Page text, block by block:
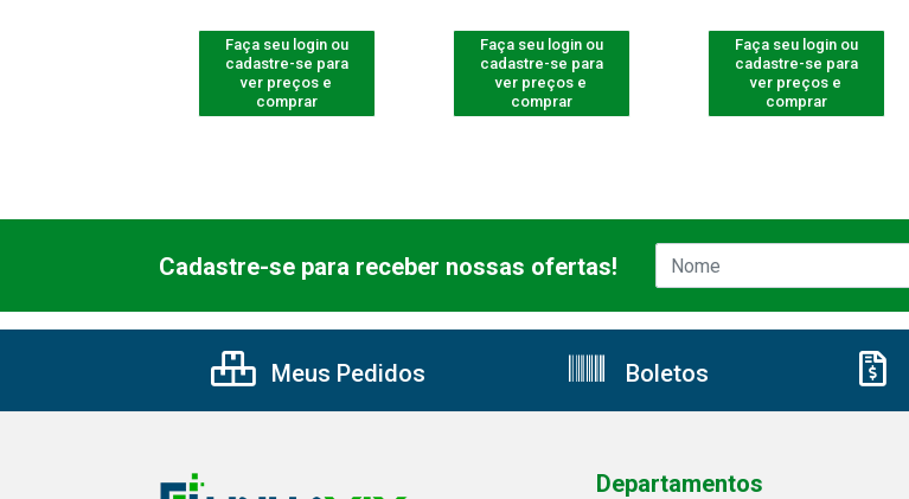
Faça seu login ou
cadastre-se para
ver preços e
comprar
Faça seu login ou
cadastre-se para
ver preços e
comprar
Faça seu login ou
cadastre-se para
ver preços e
comprar
Cadastre-se para receber nossas ofertas!
Meus Pedidos Boletos
Departamentos